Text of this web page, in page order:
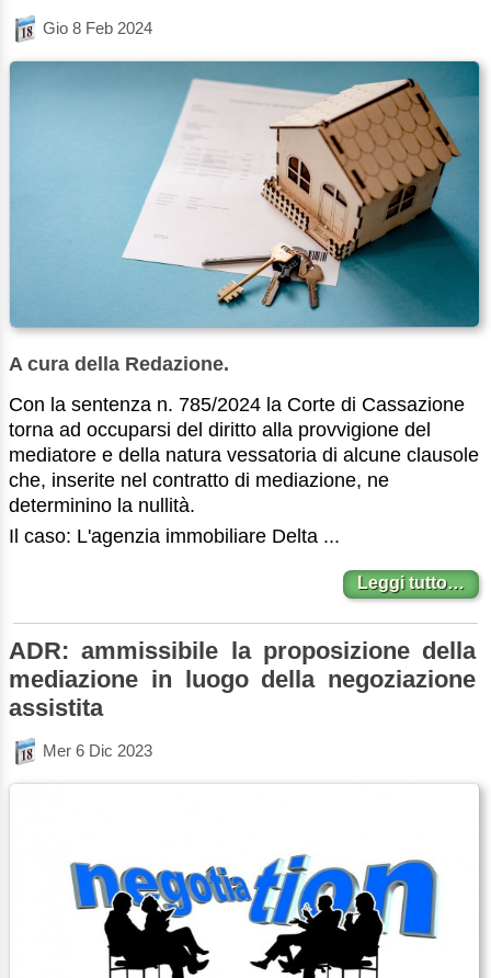
Gio 8 Feb 2024
A cura della Redazione.
Con la sentenza n. 785/2024 la Corte di Cassazione
torna ad occuparsi del diritto alla provvigione del
mediatore e della natura vessatoria di alcune clausole
che, inserite nel contratto di mediazione, ne
determinino la nullità.
Il caso: L'agenzia immobiliare Delta ...
Leggi tutto…
ADR: ammissibile la proposizione della
mediazione in luogo della negoziazione
assistita
Mer 6 Dic 2023